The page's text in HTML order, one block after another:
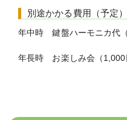
別途かかる費用（予定）
年中時 鍵盤ハーモニカ代
年長時 お楽しみ会（1,000